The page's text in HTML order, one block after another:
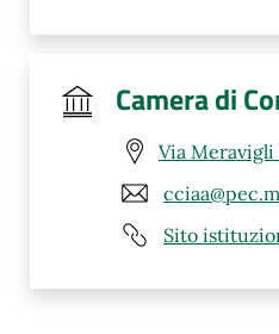
Camera di
Via Meravigli
Sito